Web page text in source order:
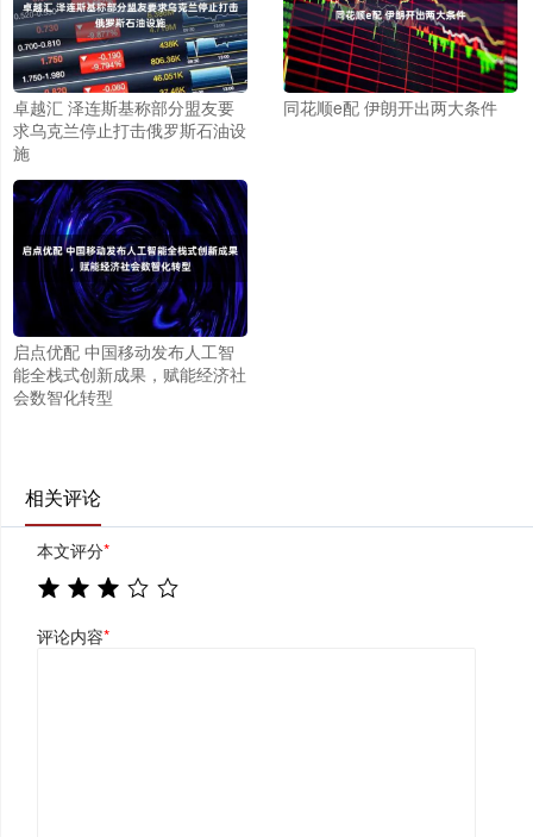
卓越汇 泽连斯基称部分盟友要
求乌克兰停止打击俄罗斯石油设
施
同花顺e配 伊朗开出两大条件
启点优配 中国移动发布人工智
能全栈式创新成果，赋能经济社
会数智化转型
相关评论
本文评分*
评论内容*